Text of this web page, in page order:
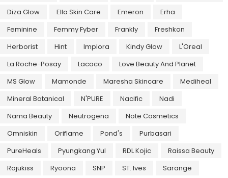
Diza Glow
Ella Skin Care Emeron
Erha
Feminine
Femmy Fyber Frankly
Freshkon
Herborist
Hint Implora Kindy Glow
L'Oreal
La Roche-Posay
Lacoco
Love Beauty And Planet
MS Glow
Mamonde Maresha Skincare
Mediheal
Mineral Botanical
N'PURE Nacific
Nadi
Nama Beauty
Neutrogena
Note Cosmetics
Omniskin
Oriflame Pond's
Purbasari
PureHeals
Pyungkang Yul RDL Kojic
Raissa Beauty
Rojukiss
Ryoona SNP ST. Ives Sarange